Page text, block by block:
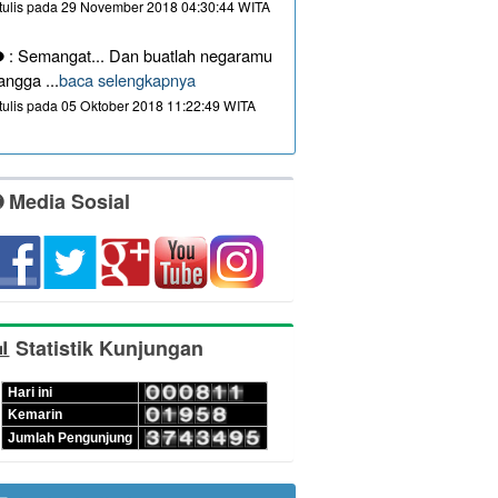
pada 29 November 2018 04:30:44 WITA
: Semangat... Dan buatlah negaramu
...baca selengkapnya
pada 05 Oktober 2018 11:22:49 WITA
Media Sosial
Statistik Kunjungan
Hari ini
Kemarin
Jumlah Pengunjung